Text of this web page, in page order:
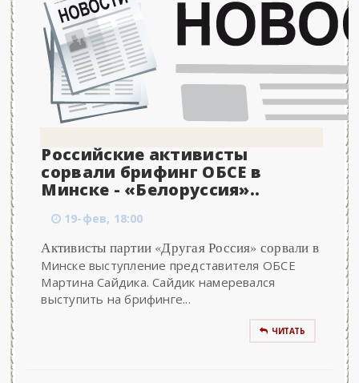
Российские активисты
сорвали брифинг ОБСЕ в
Минске - «Белоруссия»..
19-фев, 18:00
Активисты партии «Другая Россия» сорвали в
Минске выступление представителя ОБСЕ
Мартина Сайдика. Сайдик намеревался
выступить на брифинге...
ЧИТАТЬ